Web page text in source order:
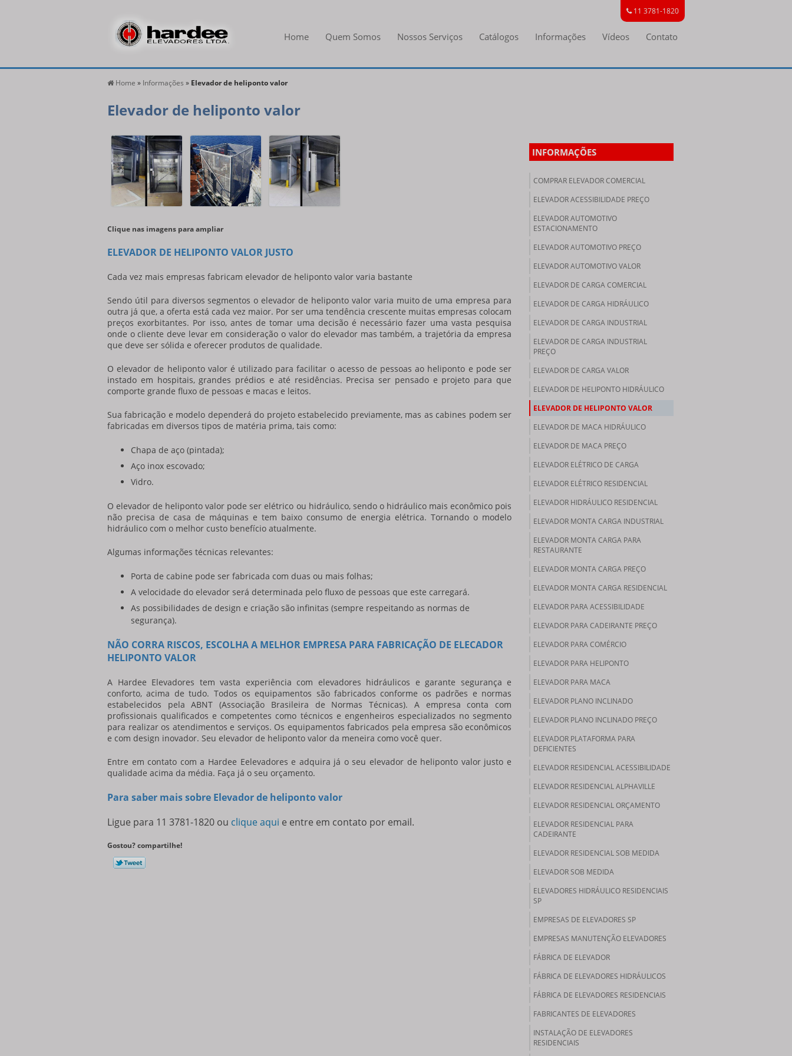
Home Quem Somos Nossos Serviços Catálogos Informações Vídeos Contato
11 3781-1820
Home » Informações » Elevador de heliponto valor
Elevador de heliponto valor
Clique nas imagens para ampliar
ELEVADOR DE HELIPONTO VALOR JUSTO
Cada vez mais empresas fabricam elevador de heliponto valor varia bastante
Sendo útil para diversos segmentos o elevador de heliponto valorvaria muito de uma empresa para
outra já que, a oferta está cada vez maior. Por ser uma tendência crescente muitas empresas colocam
preços exorbitantes. Por isso, antes de tomar uma decisão é necessário fazer uma vasta pesquisa
onde o cliente deve levar em consideração o valor do elevador mas também, a trajetória da empresa
que deve ser sólida e oferecer produtos de qualidade.
O elevador de heliponto valoré utilizado para facilitar o acesso de pessoas ao heliponto e pode ser
instado em hospitais, grandes prédios e até residências. Precisa ser pensado e projeto para que
comporte grande fluxo de pessoas e macas e leitos.
Sua fabricação e modelo dependerá do projeto estabelecido previamente, mas as cabines podem ser
fabricadas em diversos tipos de matéria prima, tais como:
Chapa de aço (pintada);
Aço inox escovado;
Vidro.
O elevador de heliponto valor pode ser elétrico ou hidráulico, sendo o hidráulico mais econômico pois
não precisa de casa de máquinas e tem baixo consumo de energia elétrica. Tornando o modelo
hidráulico com o melhor custo benefício atualmente.
Algumas informações técnicas relevantes:
Porta de cabine pode ser fabricada com duas ou mais folhas;
A velocidade do elevador será determinada pelo fluxo de pessoas que este carregará.
As possibilidades de design e criação são infinitas (sempre respeitando as normas de
segurança).
NÃO CORRA RISCOS, ESCOLHA A MELHOR EMPRESA PARA FABRICAÇÃO DE ELECADOR
HELIPONTO VALOR
A Hardee Elevadores tem vasta experiência com elevadores hidráulicos e garante segurança e
conforto, acima de tudo. Todos os equipamentos são fabricados conforme os padrões e normas
estabelecidos pela ABNT (Associação Brasileira de Normas Técnicas). A empresa conta com
profissionais qualificados e competentes como técnicos e engenheiros especializados no segmento
para realizar os atendimentos e serviços. Os equipamentos fabricados pela empresa são econômicos
e com design inovador. Seu elevador de heliponto valor da meneira como você quer.
Entre em contato com a Hardee Eelevadores e adquira já o seu elevador de heliponto valorjusto e
qualidade acima da média. Faça já o seu orçamento.
Para saber mais sobre Elevador de heliponto valor
Ligue para 11 3781-1820 ou clique aqui e entre em contato por email.
Gostou? compartilhe!
INFORMAÇÕES
COMPRAR ELEVADOR COMERCIAL
ELEVADOR ACESSIBILIDADE PREÇO
ELEVADOR AUTOMOTIVO
ESTACIONAMENTO
ELEVADOR AUTOMOTIVO PREÇO
ELEVADOR AUTOMOTIVO VALOR
ELEVADOR DE CARGA COMERCIAL
ELEVADOR DE CARGA HIDRÁULICO
ELEVADOR DE CARGA INDUSTRIAL
ELEVADOR DE CARGA INDUSTRIAL
PREÇO
ELEVADOR DE CARGA VALOR
ELEVADOR DE HELIPONTO HIDRÁULICO
ELEVADOR DE HELIPONTO VALOR
ELEVADOR DE MACA HIDRÁULICO
ELEVADOR DE MACA PREÇO
ELEVADOR ELÉTRICO DE CARGA
ELEVADOR ELÉTRICO RESIDENCIAL
ELEVADOR HIDRÁULICO RESIDENCIAL
ELEVADOR MONTA CARGA INDUSTRIAL
ELEVADOR MONTA CARGA PARA
RESTAURANTE
ELEVADOR MONTA CARGA PREÇO
ELEVADOR MONTA CARGA RESIDENCIAL
ELEVADOR PARA ACESSIBILIDADE
ELEVADOR PARA CADEIRANTE PREÇO
ELEVADOR PARA COMÉRCIO
ELEVADOR PARA HELIPONTO
ELEVADOR PARA MACA
ELEVADOR PLANO INCLINADO
ELEVADOR PLANO INCLINADO PREÇO
ELEVADOR PLATAFORMA PARA
DEFICIENTES
ELEVADOR RESIDENCIAL ACESSIBILIDADE
ELEVADOR RESIDENCIAL ALPHAVILLE
ELEVADOR RESIDENCIAL ORÇAMENTO
ELEVADOR RESIDENCIAL PARA
CADEIRANTE
ELEVADOR RESIDENCIAL SOB MEDIDA
ELEVADOR SOB MEDIDA
ELEVADORES HIDRÁULICO RESIDENCIAIS
SP
EMPRESAS DE ELEVADORES SP
EMPRESAS MANUTENÇÃO ELEVADORES
FÁBRICA DE ELEVADOR
FÁBRICA DE ELEVADORES HIDRÁULICOS
FÁBRICA DE ELEVADORES RESIDENCIAIS
FABRICANTES DE ELEVADORES
INSTALAÇÃO DE ELEVADORES
RESIDENCIAIS